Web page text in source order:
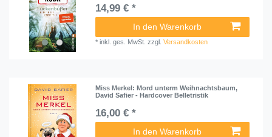
14,99 € *
In den Warenkorb
*inkl. ges. MwSt. zzgl.Versandkosten
Miss Merkel: Mord unterm Weihnachtsbaum,
David Safier - Hardcover Belletristik
16,00 € *
In den Warenkorb